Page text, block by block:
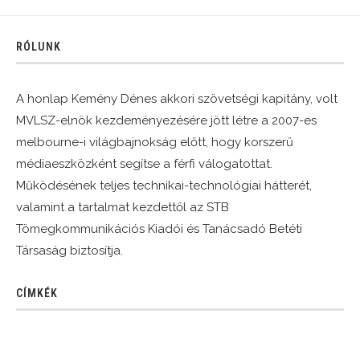
RÓLUNK
A honlap Kemény Dénes akkori szövetségi kapitány, volt
MVLSZ-elnök kezdeményezésére jött létre a 2007-es
melbourne-i világbajnokság előtt, hogy korszerű
médiaeszközként segítse a férfi válogatottat.
Működésének teljes technikai-technológiai hátterét,
valamint a tartalmat kezdettől az STB
Tömegkommunikációs Kiadói és Tanácsadó Betéti
Társaság biztosítja.
CÍMKÉK